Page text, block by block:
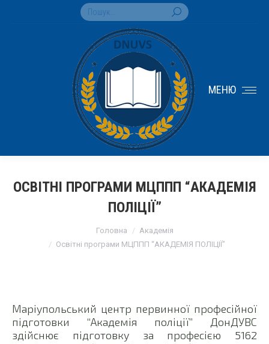
Search:
МЕНЮ
ОСВІТНІ ПРОГРАМИ МЦППП “АКАДЕМІЯ
ПОЛІЦІЇ”
Головна
Академія
Освітні програми МЦППП “АКАДЕМІЯ ПОЛІЦІЇ”
Маріупольський центр первинної професійної
підготовки “Академія поліції” ДонДУВС
здійснює підготовку за професією 5162